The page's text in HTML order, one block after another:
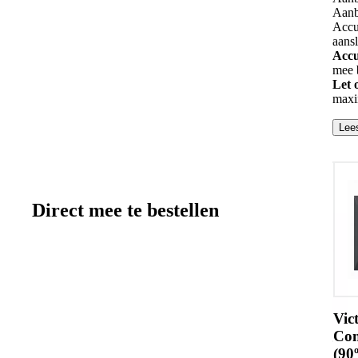
mee
Let
Direct mee te bestellen